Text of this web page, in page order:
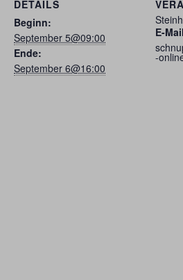
DETAILS
Beginn:
September 5@09:00
Ende:
September 6@16:00
E-Mail
-